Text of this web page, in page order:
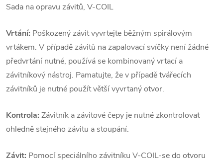
Sada na opravu závitů, V-COIL
Vrtání: Poškozený závit vyvrtejte běžným spirálovým
vrtákem. V případě závitů na zapalovací svíčky není žádné
předvrtání nutné, používá se kombinovaný vrtací a
závitníkový nástroj. Pamatujte, že v případě tvářecích
závitníků je nutné použít větší vyvrtaný otvor.
Kontrola: Závitník a závitové čepy je nutné zkontrolovat
ohledně stejného závitu a stoupání.
Závit: Pomocí speciálního závitníku V-COIL-se do otvoru